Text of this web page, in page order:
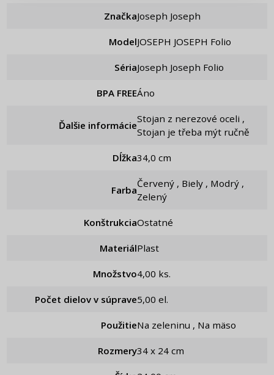
Značka Joseph Joseph
Model JOSEPH JOSEPH Folio
Séria Joseph Joseph Folio
BPA FREE Áno
Ďalšie informácie
Stojan z nerezové oceli ,
Stojan je třeba mýt ručně
Dĺžka 34,0 cm
Farba
Červený , Biely , Modrý ,
Zelený
Konštrukcia Ostatné
Materiál Plast
Množstvo 4,00 ks.
Počet dielov v súprave 5,00 el.
Použitie Na zeleninu , Na mäso
Rozmery 34 x 24 cm